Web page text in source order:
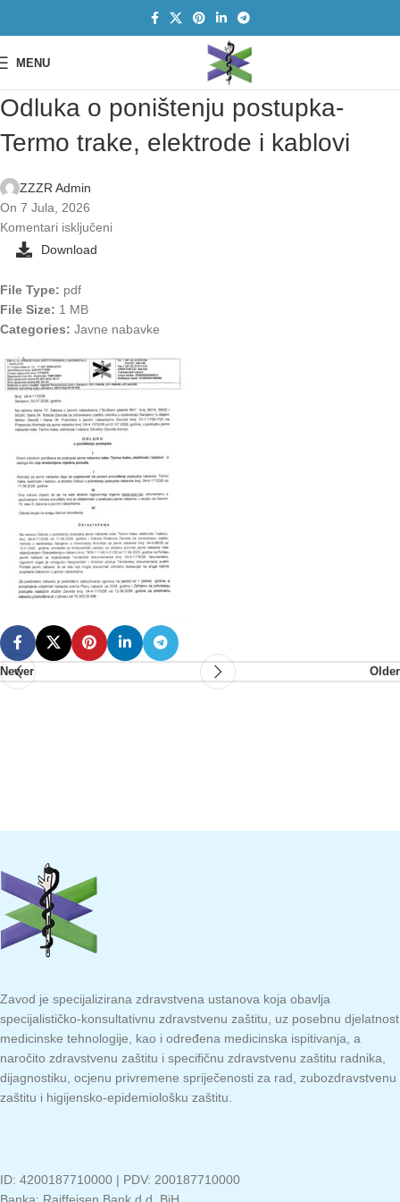
MENU
Odluka o poništenju postupka-
Termo trake, elektrode i kablovi
ZZZR Admin
On 7 Jula, 2026
Komentari isključeni
Download
File Type: pdf
File Size: 1 MB
Categories: Javne nabavke
Newer Older
Zavod je specijalizirana zdravstvena ustanova koja obavlja
specijalističko-konsultativnu zdravstvenu zaštitu, uz posebnu djelatnost
medicinske tehnologije, kao i određena medicinska ispitivanja, a
naročito zdravstvenu zaštitu i specifičnu zdravstvenu zaštitu radnika,
dijagnostiku, ocjenu privremene spriječenosti za rad, zubozdravstvenu
zaštitu i higijensko-epidemiološku zaštitu.
ID: 4200187710000 | PDV: 200187710000
Banka: Raiffeisen Bank d.d. BiH